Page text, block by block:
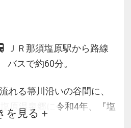
ＪＲ那須塩原駅から路線
バスで約60分。
れる箒川沿いの谷間に、
原温泉郷に令和4年、『塩
プン。宿へは専用のケー
を見る